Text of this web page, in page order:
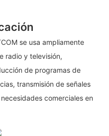
se usa ampliamente
radio y televisión,
de programas de
transmisión de señales
comerciales en